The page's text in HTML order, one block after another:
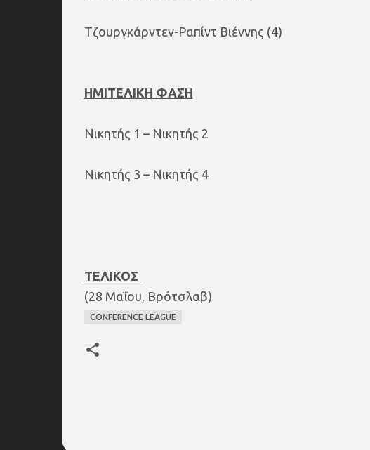
Τζουργκάρντεν-Ραπίντ Βιέννης (4)
ΗΜΙΤΕΛΙΚΗ ΦΑΣΗ
Νικητής 1 – Νικητής 2
Νικητής 3 – Νικητής 4
ΤΕΛΙΚΟΣ
(28 Μαΐου, Βρότσλαβ)
CONFERENCE LEAGUE